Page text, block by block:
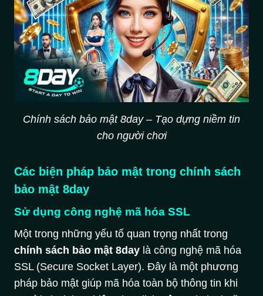
Chính sách bảo mật 8day – Tạo dựng niềm tin
cho người chơi
Các biện pháp bảo mật trong chính sách
bảo mật 8day
Sử dụng công nghệ mã hóa SSL
Một trong những yếu tố quan trọng nhất trong
chính sách bảo mật 8day là công nghệ mã hóa
SSL (Secure Socket Layer). Đây là một phương
pháp bảo mật giúp mã hóa toàn bộ thông tin khi